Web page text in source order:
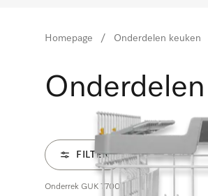
Homepage Onderdelen keuken
FILTER
Onderrek GUK 7700